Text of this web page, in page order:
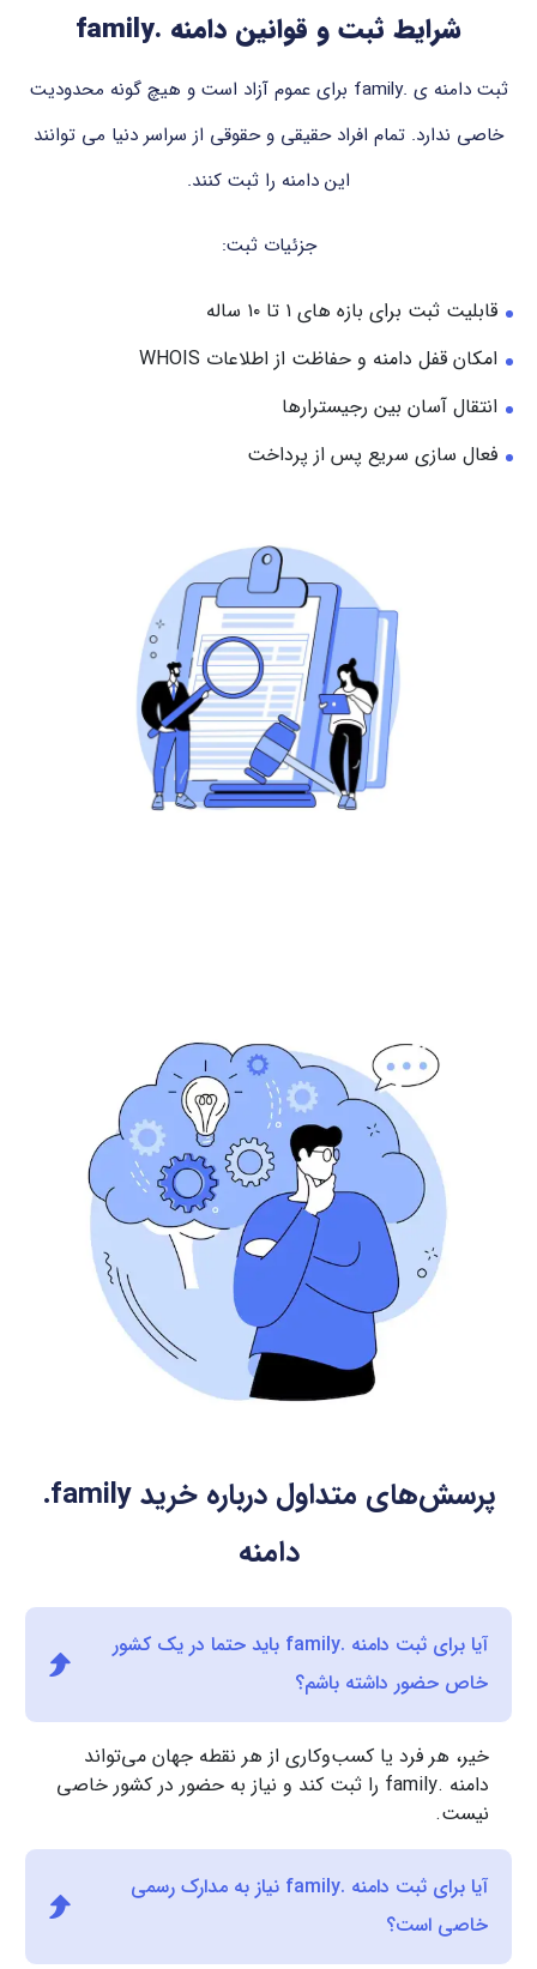
شرایط ثبت و قوانین دامنه .family
ثبت دامنه ی .family برای عموم آزاد است و هیچ گونه محدودیت
خاصی ندارد. تمام افراد حقیقی و حقوقی از سراسر دنیا می توانند
این دامنه را ثبت کنند.
جزئیات ثبت:
قابلیت ثبت برای بازه های ۱ تا ۱۰ ساله
امکان قفل دامنه و حفاظت از اطلاعات WHOIS
انتقال آسان بین رجیسترارها
فعال سازی سریع پس از پرداخت
.family
دامنه
آیا برای ثبت دامنه .family باید حتما در یک کشور
خاص حضور داشته باشم؟
خیر، هر فرد یا کسب‌وکاری از هر نقطه جهان می‌تواند
دامنه .family را ثبت کند و نیاز به حضور در کشور خاصی
نیست.
آیا برای ثبت دامنه .family نیاز به مدارک رسمی
خاصی است؟